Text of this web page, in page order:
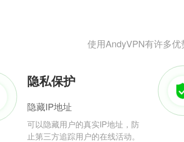
使用AndyVPN有许多
隐私保护
隐藏IP地址
可以隐藏用户的真实IP地址，防
止第三方追踪用户的在线活动。